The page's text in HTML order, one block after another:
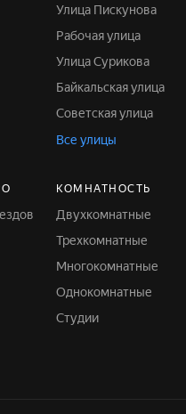
Улица Пискунова
Рабочая улица
Улица Сурикова
Байкальская улица
Советская улица
Все улицы
КОМНАТНОСТЬ
Двухкомнатные
Трехкомнатные
Многокомнатные
Однокомнатные
Студии